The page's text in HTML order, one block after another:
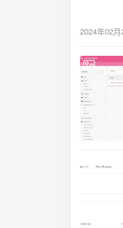
行rsync --
file=/etc/
https://
2024年02月